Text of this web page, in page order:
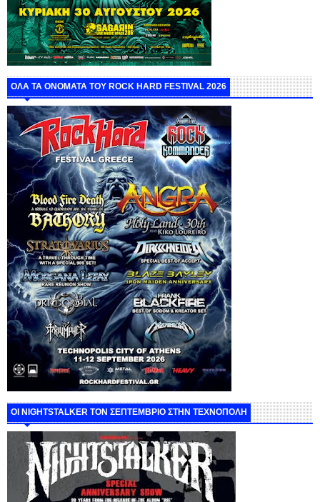
ΟΛΑ ΤΑ ΟΝΟΜΑΤΑ ΤΟΥ ROCK HARD FESTIVAL 2026
ΟΙ NIGHTSTALKER ΤΟΝ ΣΕΠΤΕΜΒΡΙΟ ΣΤΗΝ ΤΕΧΝΟΠΟΛΗ